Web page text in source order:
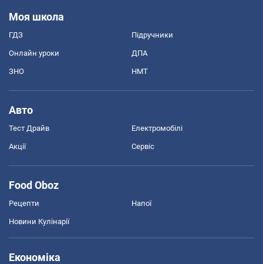
Моя школа
ГДЗ Підручники
Онлайн уроки ДПА
ЗНО НМТ
Авто
Тест Драйв Електромобілі
Акції Сервіс
Food Oboz
Рецепти Напої
Новини Кулінарії
Економіка